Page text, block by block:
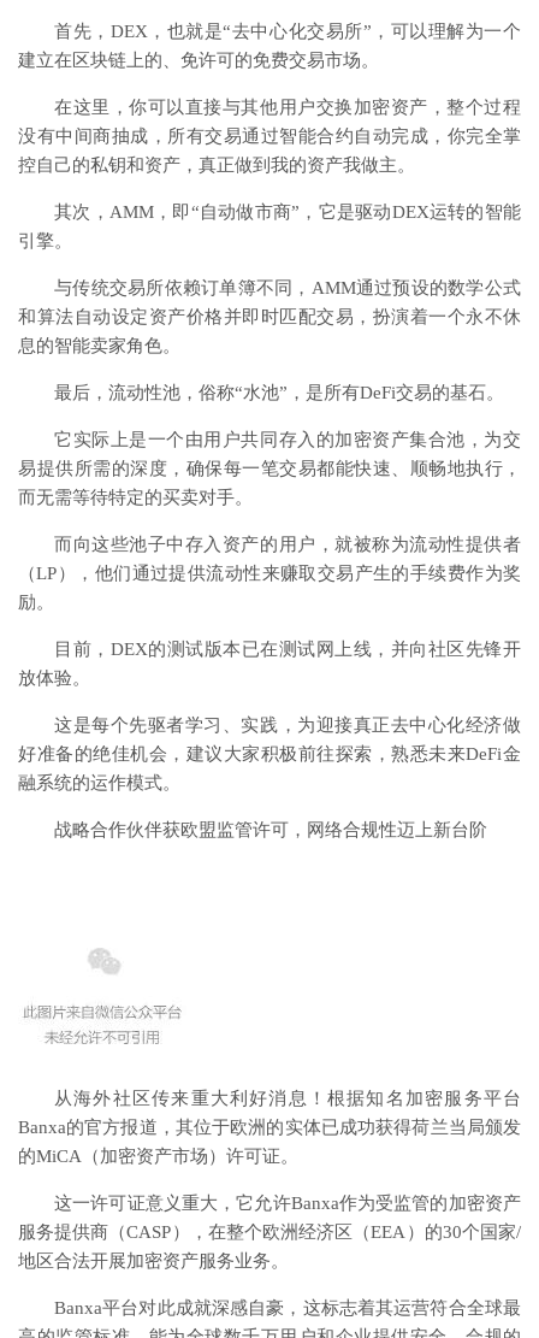
首先，DEX，也就是“去中心化交易所”，可以理解为一个
建立在区块链上的、免许可的免费交易市场。
在这里，你可以直接与其他用户交换加密资产，整个过程
没有中间商抽成，所有交易通过智能合约自动完成，你完全掌
控自己的私钥和资产，真正做到我的资产我做主。
其次，AMM，即“自动做市商”，它是驱动DEX运转的智能
引擎。
与传统交易所依赖订单簿不同，AMM通过预设的数学公式
和算法自动设定资产价格并即时匹配交易，扮演着一个永不休
息的智能卖家角色。
最后，流动性池，俗称“水池”，是所有DeFi交易的基石。
它实际上是一个由用户共同存入的加密资产集合池，为交
易提供所需的深度，确保每一笔交易都能快速、顺畅地执行，
而无需等待特定的买卖对手。
而向这些池子中存入资产的用户，就被称为流动性提供者
（LP），他们通过提供流动性来赚取交易产生的手续费作为奖
励。
目前，DEX的测试版本已在测试网上线，并向社区先锋开
放体验。
这是每个先驱者学习、实践，为迎接真正去中心化经济做
好准备的绝佳机会，建议大家积极前往探索，熟悉未来DeFi金
融系统的运作模式。
战略合作伙伴获欧盟监管许可，网络合规性迈上新台阶
从海外社区传来重大利好消息！根据知名加密服务平台
Banxa的官方报道，其位于欧洲的实体已成功获得荷兰当局颁发
的MiCA（加密资产市场）许可证。
这一许可证意义重大，它允许Banxa作为受监管的加密资产
服务提供商（CASP），在整个欧洲经济区（EEA）的30个国家/
地区合法开展加密资产服务业务。
Banxa平台对此成就深感自豪，这标志着其运营符合全球最